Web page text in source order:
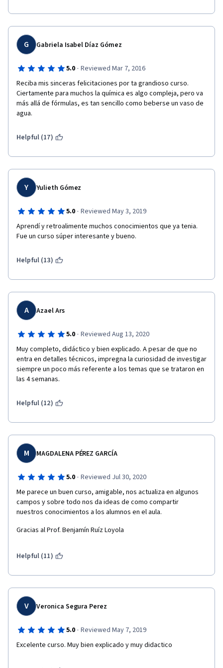
G Gabriela Isabel Díaz Gómez
5.0 · Reviewed Mar 7, 2016
Reciba mis sinceras felicitaciones por ta grandioso curso.
Ciertamente para muchos la química es algo compleja, pero va
más allá de fórmulas, es tan sencillo como beberse un vaso de
agua.
Helpful (17)
Y Yulieth Gómez
5.0 · Reviewed May 3, 2019
Aprendí y retroalimente muchos conocimientos que ya tenia.
Fue un curso súper interesante y bueno.
Helpful (13)
A Azael Ars
5.0 · Reviewed Aug 13, 2020
Muy completo, didáctico y bien explicado. A pesar de que no
entra en detalles técnicos, impregna la curiosidad de investigar
siempre un poco más referente a los temas que se trataron en
las 4 semanas.
Helpful (12)
M MAGDALENA PÉREZ GARCÍA
5.0 · Reviewed Jul 30, 2020
Me parece un buen curso, amigable, nos actualiza en algunos
campos y sobre todo nos da ideas de como compartir
nuestros conocimientos a los alumnos en el aula.
Gracias al Prof. Benjamín Ruíz Loyola
Helpful (11)
V Veronica Segura Perez
5.0 · Reviewed May 7, 2019
Excelente curso. Muy bien explicado y muy didactico